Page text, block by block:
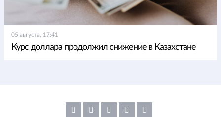
05 августа, 17:41
Курс доллара продолжил снижение в Казахстане